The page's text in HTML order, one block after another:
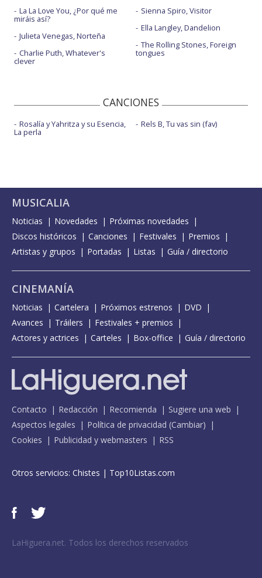
La La Love You, ¿Por qué me
miráis así?
Julieta Venegas, Norteña
Charlie Puth, Whatever's
clever
Sienna Spiro, Visitor
Ella Langley, Dandelion
The Rolling Stones, Foreign
tongues
CANCIONES
Rosalía y Yahritza y su Esencia,
La perla
Rels B, Tu vas sin (fav)
MUSICALIA
Noticias Novedades
Próximas novedades
Discos históricos
Canciones Festivales
Premios
Artistas y grupos
Portadas Listas Guía / directorio
CINEMANÍA
Noticias Cartelera Próximos estrenos
DVD
Avances
Tráilers
Festivales + premios
Actores y actrices
Carteles Box-office Guía / directorio
Contacto Redacción Recomienda
Sugiere una web
Aspectos legales
Política de privacidad (Cambiar)
Cookies
Publicidad y webmasters RSS
Otros servicios: Chistes | Top10Listas.com
LaHiguera.net. Todos los derechos reservados